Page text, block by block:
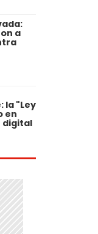
a
la "Ley
en
digital